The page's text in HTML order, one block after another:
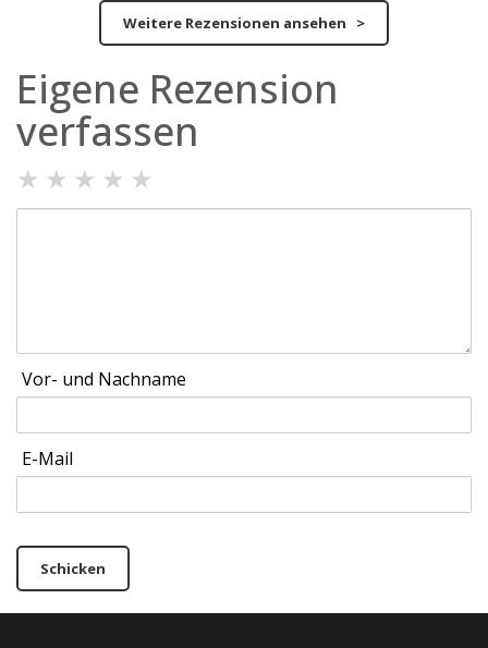
Weitere Rezensionen ansehen >
Eigene Rezension
verfassen
★ ★ ★ ★ ★
Vor- und Nachname
E-Mail
Schicken